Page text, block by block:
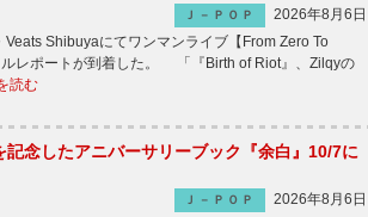
Ｊ－ＰＯＰ
2026年8月6日
Shibuyaにてワンマンライブ【From Zero To
レポートが到着した。 「『Birth of Riot』、Zilqyの
読む
念したアニバーサリーブック『余白』10/7に
Ｊ－ＰＯＰ
2026年8月6日